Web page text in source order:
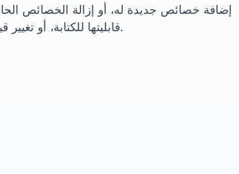
إضافة خصائص جديدة له، أو إزالة الخصائص
قابليتها للكتابة، أو تغيير قيم الخصائص الحالية. كما أن تجميد كائن يمنع تغيير بروتوكوله.